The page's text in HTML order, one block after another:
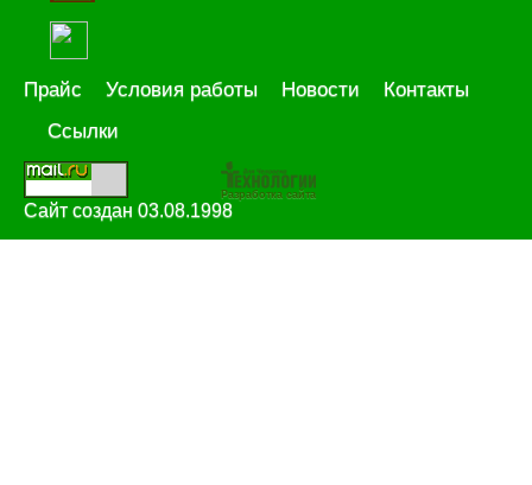
Прайс Условия работы Новости
Контакты
Ссылки
Разработка сайта
Сайт создан 03.08.1998